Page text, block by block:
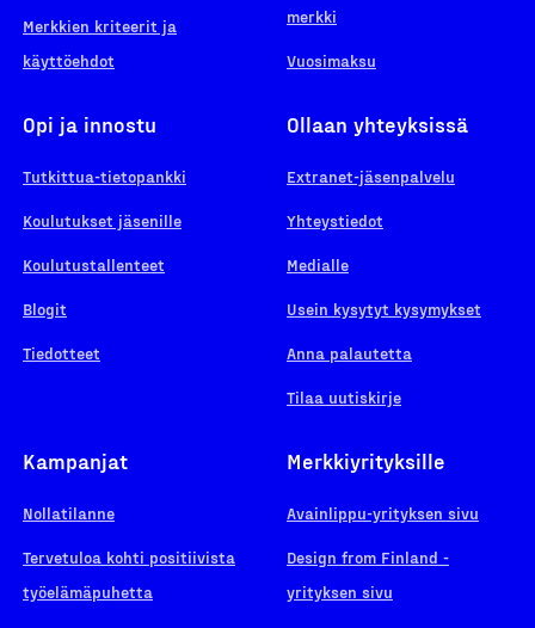
Merkkien kriteerit ja
käyttöehdot
merkki
Vuosimaksu
Opi ja innostu
Tutkittua-tietopankki
Koulutukset jäsenille
Koulutustallenteet
Blogit
Tiedotteet
Ollaan yhteyksissä
Extranet-jäsenpalvelu
Yhteystiedot
Medialle
Usein kysytyt kysymykset
Anna palautetta
Tilaa uutiskirje
Kampanjat
Nollatilanne
Tervetuloa kohti positiivista
työelämäpuhetta
Merkkiyrityksille
Avainlippu-yrityksen sivu
Design from Finland -
yrityksen sivu